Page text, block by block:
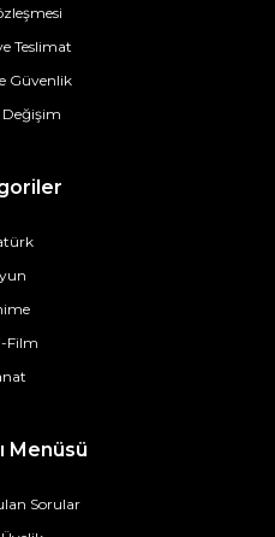
Teslimat
Güvenlik
Değişim
Film
Menüsü
Sorular